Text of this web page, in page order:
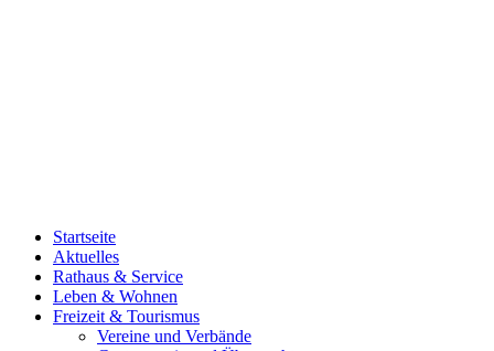
Startseite
Aktuelles
Rathaus & Service
Leben & Wohnen
Freizeit & Tourismus
Vereine und Verbände